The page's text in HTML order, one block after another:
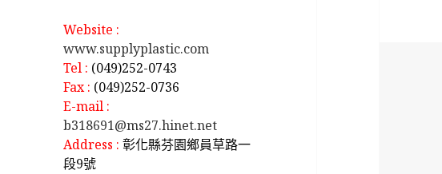
Website :
www.supplyplastic.com
Tel : (049)252-0743
Fax : (049)252-0736
E-mail :
b318691@ms27.hinet.net
Address :彰化縣芬園鄉員草路一
段9號